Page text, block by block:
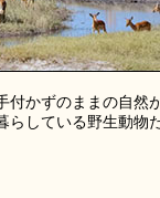
かずのままの自然
している野生動